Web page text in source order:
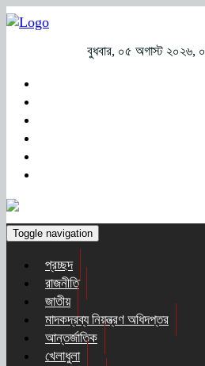
বুধবার, ০৫ অগাস্ট ২০২৬,
Toggle navigation
প্রচ্ছদ
রাজনীতি
জাতীয়
মাদকদ্রব্য নিয়ন্ত্রণ অধিদপ্তর
আন্তর্জাতিক
খেলাধুলা